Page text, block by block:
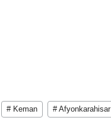
# Keman # Afyonkarahisar